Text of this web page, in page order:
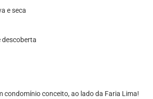
e seca
descoberta
condomínio conceito, ao lado da Faria Lima!